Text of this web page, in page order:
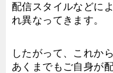
配信スタイルなどに
れ異なってきます。
したがって、これか
あくまでもご自身が